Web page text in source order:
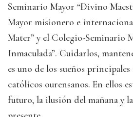
Seminario Mayor “Divino
Mayor misionero e
Mater” y el Colegio-Seminario
Inmaculada”. Cuidarlos,
es uno de los sueños
católicos ourensanos. En ellos
futuro, la ilusión del mañana y